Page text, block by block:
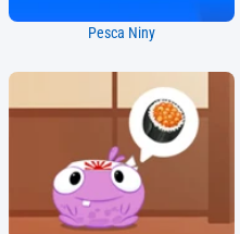
Pesca Niny